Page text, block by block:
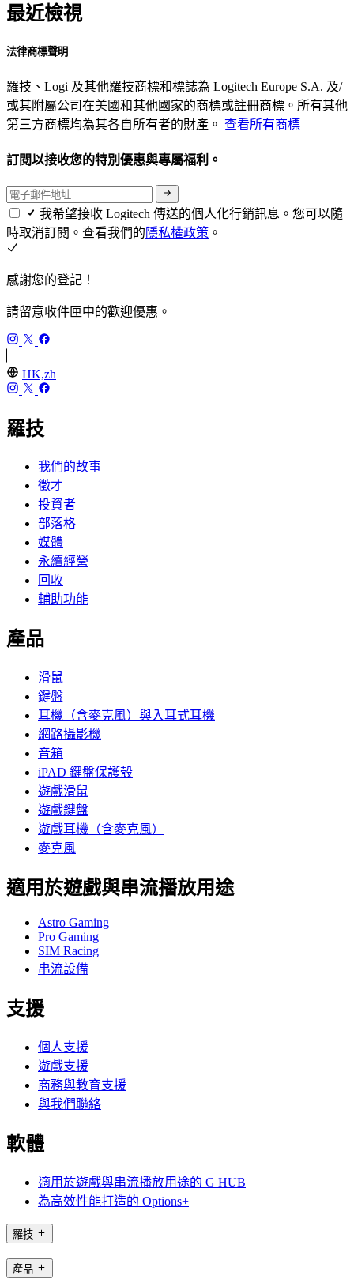
最近檢視
法律商標聲明
羅技、Logi 及其他羅技商標和標誌為 Logitech Europe S.A. 及/
或其附屬公司在美國和其他國家的商標或註冊商標。所有其他
第三方商標均為其各自所有者的財產。 查看所有商標
訂閱以接收您的特別優惠與專屬福利。
我希望接收 Logitech 傳送的個人化行銷訊息。您可以隨
時取消訂閱。查看我們的隱私權政策 。
感謝您的登記！
請留意收件匣中的歡迎優惠。
HK,zh
羅技
我們的故事
徵才
投資者
部落格
媒體
永續經營
回收
輔助功能
產品
滑鼠
鍵盤
耳機（含麥克風）與入耳式耳機
網路攝影機
音箱
iPAD 鍵盤保護殼
遊戲滑鼠
遊戲鍵盤
遊戲耳機（含麥克風）
麥克風
適用於遊戲與串流播放用途
Astro Gaming
Pro Gaming
SIM Racing
串流設備
支援
個人支援
遊戲支援
商務與教育支援
與我們聯絡
軟體
適用於遊戲與串流播放用途的 G HUB
為高效性能打造的 Options+
羅技
產品